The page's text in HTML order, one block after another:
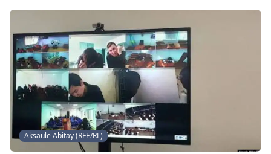
Aksaule Abitay (RFE/RL)